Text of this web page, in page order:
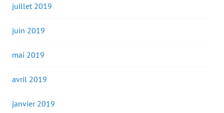
juillet 2019
juin 2019
mai 2019
avril 2019
janvier 2019